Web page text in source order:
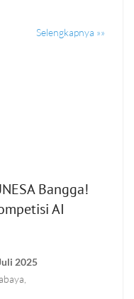
Selengkapnya »»
Bangga!
AI
2025